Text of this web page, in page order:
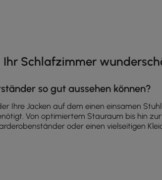
Schlafzimmer
so gut aussehen können?
Ihre Jacken auf dem einen einsamen
Von optimiertem Stauraum bis hin
oder einen vielseitigen